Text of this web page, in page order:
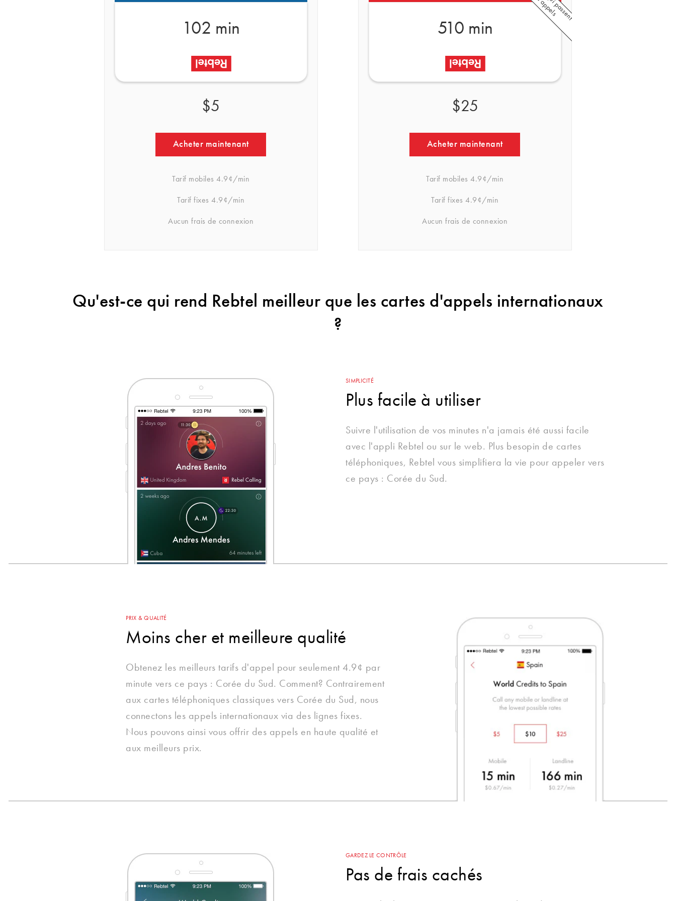
102 min
$5
Acheter maintenant
Tarif mobiles 4.9¢/min
Tarif fixes 4.9¢/min
Aucun frais de connexion
510 min
$25
Acheter maintenant
Tarif mobiles 4.9¢/min
Tarif fixes 4.9¢/min
Aucun frais de connexion
Qu'est-ce qui rend Rebtel meilleur que les cartes d'appels internationaux
?
SIMPLICITÉ
Plus facile à utiliser
Suivre l'utilisation de vos minutes n'a jamais été aussi facile
avec l'appli Rebtel ou sur le web. Plus besopin de cartes
téléphoniques, Rebtel vous simplifiera la vie pour appeler vers
ce pays : Corée du Sud.
PRIX & QUALITÉ
Moins cher et meilleure qualité
Obtenez les meilleurs tarifs d'appel pour seulement 4.9¢ par
minute vers ce pays : Corée du Sud. Comment? Contrairement
aux cartes téléphoniques classiques vers Corée du Sud, nous
connectons les appels internationaux via des lignes fixes.
Nous pouvons ainsi vous offrir des appels en haute qualité et
aux meilleurs prix.
GARDEZ LE CONTRÔLE
Pas de frais cachés